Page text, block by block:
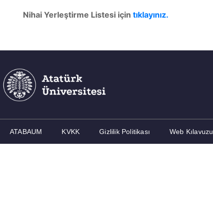
Nihai Yerleştirme Listesi için tıklayınız.
ATABAUM KVKK Gizlilik Politikası Web Kılavuzu